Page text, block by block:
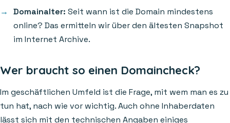
Domainalter: Seit wann ist die Domain mindestens
online? Das ermitteln wir über den ältesten Snapshot
im Internet Archive.
Wer braucht so einen Domaincheck?
Im geschäftlichen Umfeld ist die Frage, mit wem man es zu
tun hat, nach wie vor wichtig. Auch ohne Inhaberdaten
lässt sich mit den technischen Angaben einiges